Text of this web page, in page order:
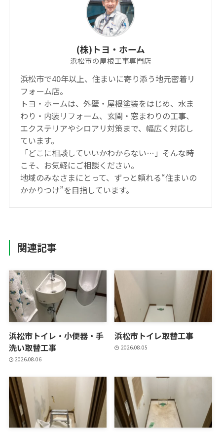
(株)トヨ・ホーム
浜松市の屋根工事専門店
浜松市で40年以上、住まいに寄り添う地元密着リ
フォーム店。
トヨ・ホームは、外壁・屋根塗装をはじめ、水ま
わり・内装リフォーム、玄関・窓まわりの工事、
エクステリアやシロアリ対策まで、幅広く対応し
ています。
「どこに相談していいかわからない…」そんな時
こそ、お気軽にご相談ください。
地域のみなさまにとって、ずっと頼れる“住まいの
かかりつけ”を目指しています。
関連記事
浜松市トイレ・小便器・手
洗い取替工事
2026.08.06
浜松市トイレ取替工事
2026.08.05